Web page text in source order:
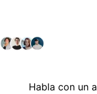
Habla con un